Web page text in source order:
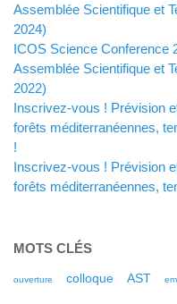
Assemblée Scientifique et
2024)
ICOS Science Conference
Assemblée Scientifique et
2022)
Inscrivez-vous ! Prévision
forêts méditerranéennes,
!
Inscrivez-vous ! Prévision
forêts méditerranéennes,
MOTS CLÉS
ouverture colloque AST